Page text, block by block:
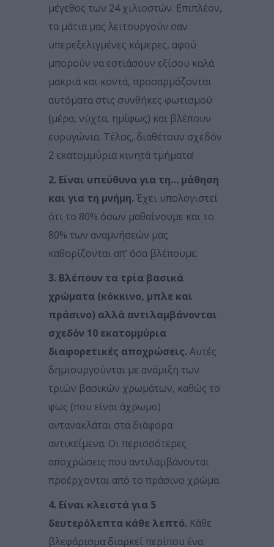
μέγεθος των 24 χιλιοστών. Επιπλέον,
τα μάτια μας λειτουργούν σαν
υπερεξελιγμένες κάμερες, αφού
μπορούν να εστιάσουν εξίσου καλά
μακριά και κοντά, προσαρμόζονται
αυτόματα στις συνθήκες φωτισμού
(μέρα, νύχτα, ημίφως) και βλέπουν
ευρυγώνια. Τέλος, διαθέτουν σχεδόν
2 εκατομμύρια κινητά τμήματα!
2. Είναι υπεύθυνα για τη… μάθηση
και για τη μνήμη. Έχει υπολογιστεί
ότι το 80% όσων μαθαίνουμε και το
80% των αναμνήσεών μας
καθορίζονται απ’ όσα βλέπουμε.
3. Βλέπουν τα τρία βασικά
χρώματα (κόκκινο, μπλε και
πράσινο) αλλά αντιλαμβάνονται
σχεδόν 10 εκατομμύρια
διαφορετικές αποχρώσεις. Αυτές
δημιουργούνται με ανάμιξη των
τριών βασικών χρωμάτων, καθώς το
φως (που είναι άχρωμο)
αντανακλάται στα διάφορα
αντικείμενα. Οι περισσότερες
αποχρώσεις που αντιλαμβάνονται
προέρχονται από το πράσινο χρώμα.
4. Είναι κλειστά για 5
δευτερόλεπτα κάθε λεπτό. Κάθε
βλεφάρισμα διαρκεί περίπου ένα